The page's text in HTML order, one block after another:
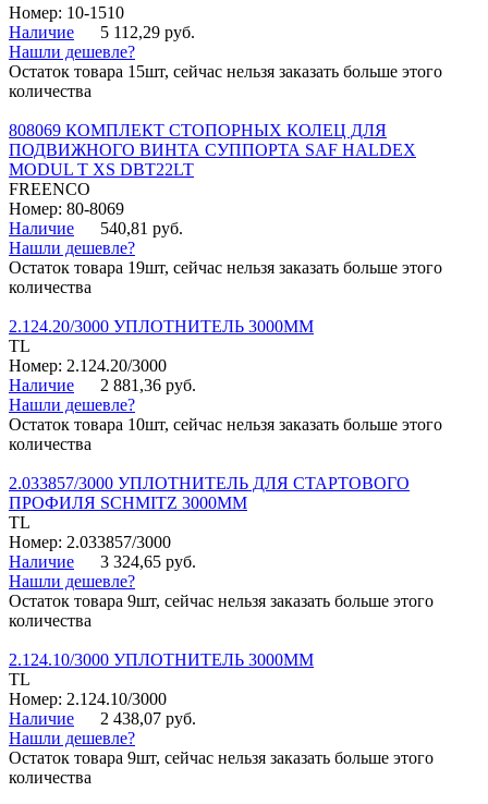
Номер: 10-1510
Наличие
5 112,29 руб.
Нашли дешевле?
Остаток товара 15шт, сейчас нельзя заказать больше этого
количества
808069 КОМПЛЕКТ СТОПОРНЫХ КОЛЕЦ ДЛЯ
ПОДВИЖНОГО ВИНТА СУППОРТА SAF HALDEX
MODUL T XS DBT22LT
FREENCO
Номер: 80-8069
Наличие
540,81 руб.
Нашли дешевле?
Остаток товара 19шт, сейчас нельзя заказать больше этого
количества
2.124.20/3000 УПЛОТНИТЕЛЬ 3000ММ
TL
Номер: 2.124.20/3000
Наличие
2 881,36 руб.
Нашли дешевле?
Остаток товара 10шт, сейчас нельзя заказать больше этого
количества
2.033857/3000 УПЛОТНИТЕЛЬ ДЛЯ СТАРТОВОГО
ПРОФИЛЯ SCHMITZ 3000ММ
TL
Номер: 2.033857/3000
Наличие
3 324,65 руб.
Нашли дешевле?
Остаток товара 9шт, сейчас нельзя заказать больше этого
количества
2.124.10/3000 УПЛОТНИТЕЛЬ 3000ММ
TL
Номер: 2.124.10/3000
Наличие
2 438,07 руб.
Нашли дешевле?
Остаток товара 9шт, сейчас нельзя заказать больше этого
количества